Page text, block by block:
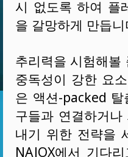
시 없도록 하여 플
을 갈망하게 만듭니
추리력을 시험해볼
중독성이 강한 요
은 액션-packed 탈
구들과 연결하거
내기 위한 전략을
NAJOX에서 기다